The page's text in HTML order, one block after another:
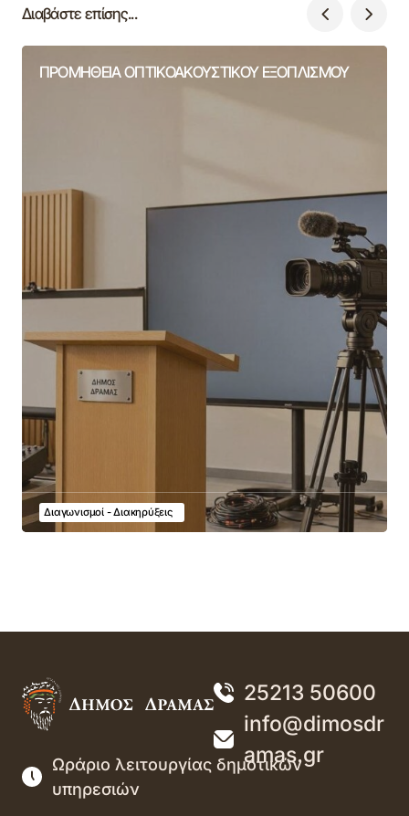
Διαβάστε επίσης...
ΠΡΟΜΗΘΕΙΑ ΟΠΤΙΚΟΑΚΟΥΣΤΙΚΟΥ ΕΞΟΠΛΙΣΜΟΥ
Διαγωνισμοί - Διακηρύξεις
25213 50600
info@dimosdr
amas.gr
Ωράριο λειτουργίας δημοτικών
υπηρεσιών